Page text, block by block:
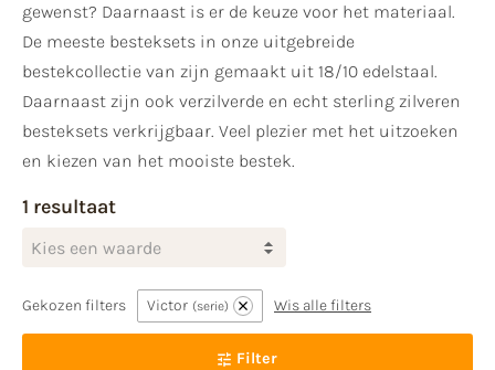
gewenst? Daarnaast is er de keuze voor het materiaal.
De meeste besteksets in onze uitgebreide
bestekcollectie van zijn gemaakt uit 18/10 edelstaal.
Daarnaast zijn ook verzilverde en echt sterling zilveren
besteksets verkrijgbaar. Veel plezier met het uitzoeken
en kiezen van het mooiste bestek.
1 resultaat
Kies een waarde
Gekozen filters Victor serie Wis alle filters
Filter